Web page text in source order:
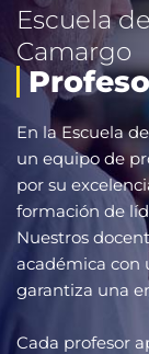
Escuela
Camargo
En la Escuela
un equipo de
por su
formación de
Nuestros
académica con
garantiza una
Cada profesor